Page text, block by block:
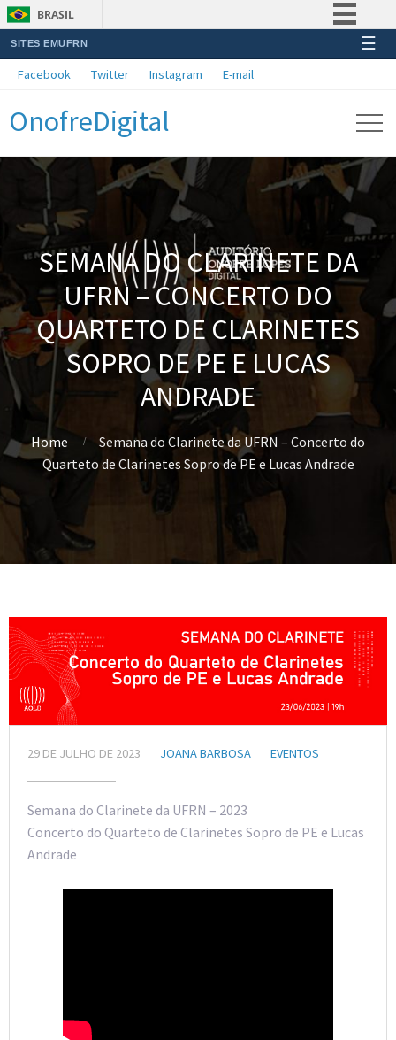
BRASIL
Simplifique!
Acesso à informação
Legislação
SITES EMUFRN ☰
Facebook Twitter Instagram E-mail
OnofreDigital
SEMANA DO CLARINETE DA
UFRN – CONCERTO DO
QUARTETO DE CLARINETES
SOPRO DE PE E LUCAS
ANDRADE
Home
Semana do Clarinete da UFRN – Concerto do
Quarteto de Clarinetes Sopro de PE e Lucas Andrade
29 DE JULHO DE 2023 JOANA BARBOSA EVENTOS
Semana do Clarinete da UFRN – 2023
Concerto do Quarteto de Clarinetes Sopro de PE e Lucas
Andrade